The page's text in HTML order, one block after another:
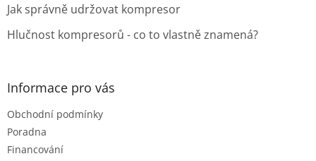
Jak správně udržovat kompresor
Hlučnost kompresorů - co to vlastně znamená?
Informace pro vás
Obchodní podmínky
Poradna
Financování